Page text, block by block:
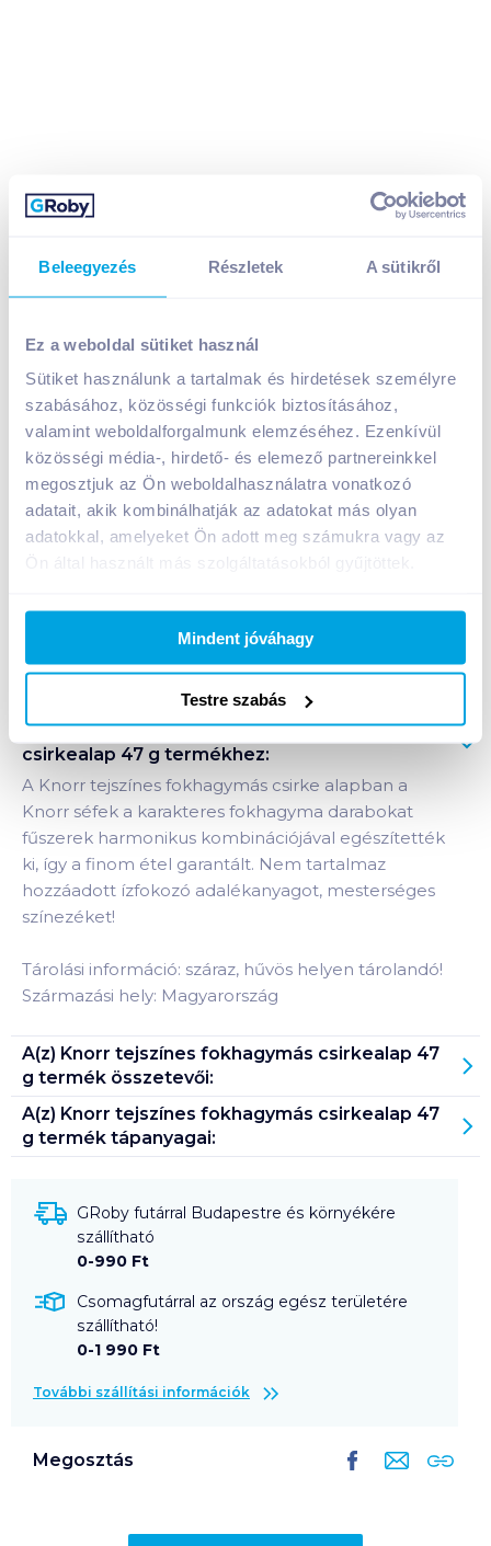
Beleegyezés Részletek A sütikről
Ez a weboldal sütiket használ
Sütiket használunk a tartalmak és hirdetések személyre
szabásához, közösségi funkciók biztosításához,
valamint weboldalforgalmunk elemzéséhez. Ezenkívül
közösségi média-, hirdető- és elemező partnereinkkel
megosztjuk az Ön weboldalhasználatra vonatkozó
adatait, akik kombinálhatják az adatokat más olyan
adatokkal, amelyeket Ön adott meg számukra vagy az
Mindent jóváhagy
Testre szabás
499Ft /
Egységár: 10 617Ft /kg
Nettó eladási ár:
393 Ft / db 27% áfa)
Kosárba
A termék megszűnt
Bevásárlólistához adom Értesíts, ha olcsóbb!
Termékleírás a(z)Knorr tejszínes fokhagymás
csirkealap 47 g termékhez:
A Knorr tejszínes fokhagymás csirke alapban a
Knorr séfek a karakteres fokhagyma darabokat
fűszerek harmonikus kombinációjával egészítették
ki, így a finom étel garantált. Nem tartalmaz
hozzáadott ízfokozó adalékanyagot, mesterséges
színezéket!
Tárolási információ: száraz, hűvös helyen tárolandó!
Származási hely: Magyarország
A(z) Knorr tejszínes fokhagymás csirkealap 47
g termék összetevői:
A(z) Knorr tejszínes fokhagymás csirkealap 47
g termék tápanyagai:
GRoby futárral Budapestre és környékére
szállítható
0-990 Ft
Csomagfutárral az ország egész területére
szállítható!
0-1 990 Ft
További szállítási információk
Megosztás